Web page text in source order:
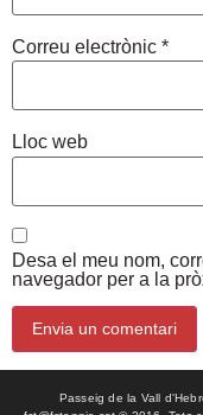
Correu electrònic *
Lloc web
Desa el meu nom,
navegador per a la
Passeig de la Vall